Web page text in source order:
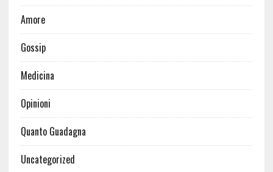
Amore
Gossip
Medicina
Opinioni
Quanto Guadagna
Uncategorized